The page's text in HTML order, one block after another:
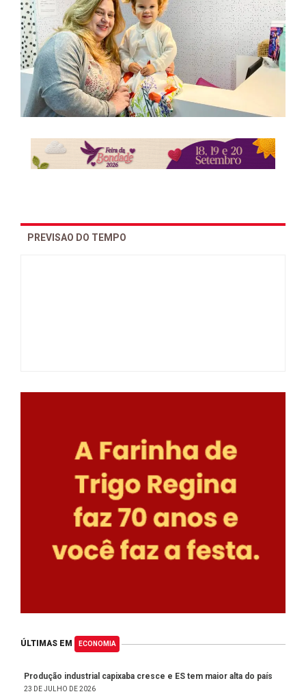
PREVISAO DO TEMPO
ÚLTIMAS EM ECONOMIA
Produção industrial capixaba cresce e ES tem maior alta do país
23 DE JULHO DE 2026